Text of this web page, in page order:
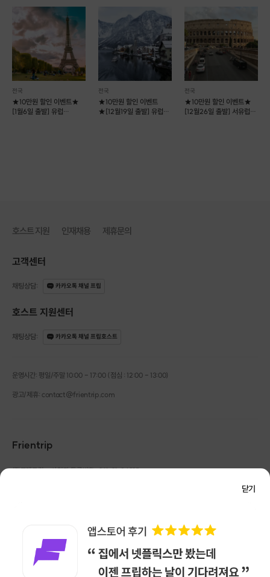
닫기
전국
★10만원 할인 이벤트★
[1월6일 출발] 유럽
전국
★10만원 할인 이벤트
★[12월19일 출발] 유럽
전국
★10만원 할인 이벤트★
[12월26일 출발] 서유럽
호스트 지원 인재채용 제휴문의
고객센터
채팅상담: 카카오톡 채널 프립
호스트 지원센터
채팅상담: 카카오톡 채널 프립호스트
운영시간: 평일/주말 10:00 - 17:00 (점심 : 12:00 - 13:00)
광고/제휴: contact@frientrip.com
Frientrip
㈜프렌트립 | 사업자 등록번호 : 261-81-04385
대해 ㈜프렌트립은 일체의 책임을 지지 않습니다.
NICEPAY 안전거래 서비스 : 고객님의 안전거래를 위해 현금 결제 시, 저희 사이트에서 가입한
구매안전 서비스를 이용할 수 있습니다.가입 확인
이용약관